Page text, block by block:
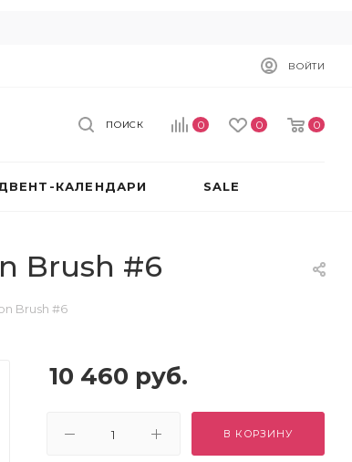
ВОЙТИ
0 0 0
ПОИСК
КАЛЕНДАРИ SALE
Brush #6
Brush #6
10 460 руб.
В КОРЗИНУ